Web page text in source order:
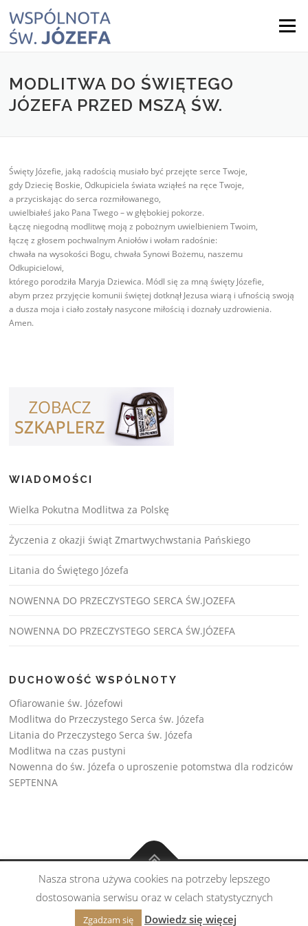
content
Menu
MODLITWA DO ŚWIĘTEGO
JÓZEFA PRZED MSZĄ ŚW.
Święty Józefie, jaką radością musiało być przejęte serce Twoje,
gdy Dziecię Boskie, Odkupiciela świata wziąłeś na ręce Twoje,
a przyciskając do serca rozmiłowanego,
uwielbiałeś jako Pana Twego – w głębokiej pokorze.
Łączę niegodną modlitwę moją z pobożnym uwielbieniem Twoim,
łączę z głosem pochwalnym Aniołów i wołam radośnie:
chwała na wysokości Bogu, chwała Synowi Bożemu, naszemu
Odkupicielowi,
którego porodziła Maryja Dziewica. Módl się za mną święty Józefie,
abym przez przyjęcie komunii świętej dotknął Jezusa wiarą i ufnością swoją
a dusza moja i ciało zostały nasycone miłością i doznały uzdrowienia.
Amen.
WIADOMOŚCI
Wielka Pokutna Modlitwa za Polskę
Życzenia z okazji świąt Zmartwychwstania Pańskiego
Litania do Świętego Józefa
NOWENNA DO PRZECZYSTEGO SERCA ŚW.JOZEFA
NOWENNA DO PRZECZYSTEGO SERCA ŚW.JÓZEFA
DUCHOWOŚĆ WSPÓLNOTY
Ofiarowanie św. Józefowi
Modlitwa do Przeczystego Serca św. Józefa
Litania do Przeczystego Serca św. Józefa
Modlitwa na czas pustyni
Nowenna do św. Józefa o uproszenie potomstwa dla rodziców
SEPTENNA
Copyright © Wspólnota św. Józefa 2026
Realizacja:
Nasza strona używa cookies na potrzeby lepszego
dostosowania serwisu oraz w celach statystycznych
Zgadzam się Dowiedz się więcej